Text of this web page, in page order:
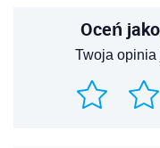
Oceń
Twoja opinia